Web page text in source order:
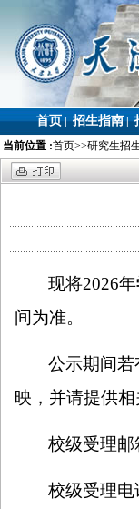
首页 | 招生指南 |
当前位置 :首页>>研究生招
现将2026年
间为准。
公示期间
映，并请提供相
校级受理邮
校级受理电